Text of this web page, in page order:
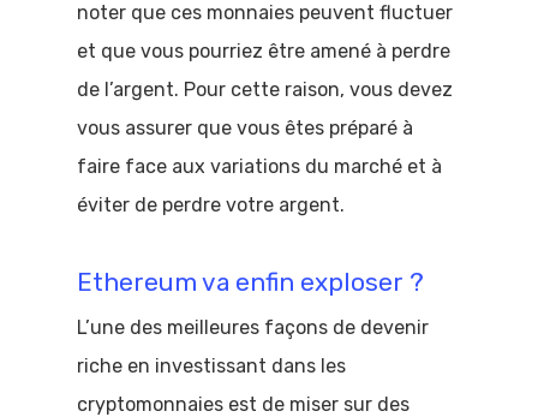
noter que ces monnaies peuvent fluctuer
et que vous pourriez être amené à perdre
de l’argent. Pour cette raison, vous devez
vous assurer que vous êtes préparé à
faire face aux variations du marché et à
éviter de perdre votre argent.
Ethereum va enfin exploser ?
L’une des meilleures façons de devenir
riche en investissant dans les
cryptomonnaies est de miser sur des